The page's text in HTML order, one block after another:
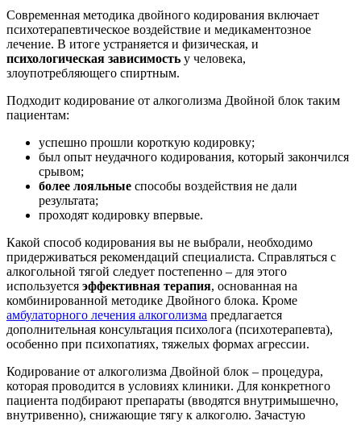
Современная методика двойного кодирования включает
психотерапевтическое воздействие и медикаментозное
лечение. В итоге устраняется и физическая, и
психологическая зависимость у человека,
злоупотребляющего спиртным.
Подходит кодирование от алкоголизма Двойной блок таким
пациентам:
успешно прошли короткую кодировку;
был опыт неудачного кодирования, который закончился
срывом;
более лояльные способы воздействия не дали
результата;
проходят кодировку впервые.
Какой способ кодирования вы не выбрали, необходимо
придерживаться рекомендаций специалиста. Справляться с
алкогольной тягой следует постепенно – для этого
используется эффективная терапия, основанная на
комбинированной методике Двойного блока. Кроме
амбулаторного лечения алкоголизма предлагается
дополнительная консультация психолога (психотерапевта),
особенно при психопатиях, тяжелых формах агрессии.
Кодирование от алкоголизма Двойной блок – процедура,
которая проводится в условиях клиники. Для конкретного
пациента подбирают препараты (вводятся внутримышечно,
внутривенно), снижающие тягу к алкоголю. Зачастую